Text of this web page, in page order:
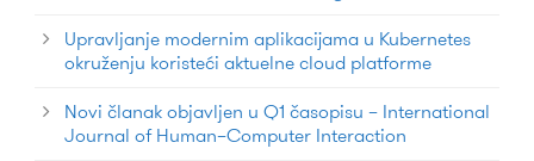
Upravljanje modernim aplikacijama u Kubernetes
okruženju koristeći aktuelne cloud platforme
Novi članak objavljen u Q1 časopisu – International
Journal of Human–Computer Interaction